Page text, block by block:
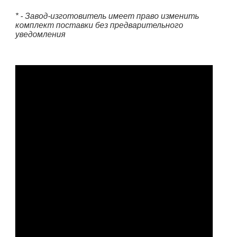
* - Завод-изготовитель имеет право изменить
комплект поставки без предварительного
уведомления